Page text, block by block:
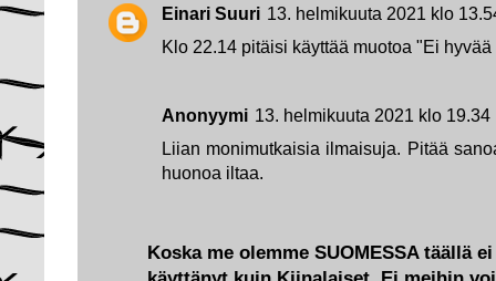
Koska me olemme SUOMESSA täällä
Einari Suuri 13. helmikuuta 2021 klo
Klo 22.14 pitäisi käyttää muotoa "Ei hyvää
Anonyymi 13. helmikuuta 2021 klo 19.34
Liian monimutkaisia ilmaisuja. Pitää
huonoa iltaa.